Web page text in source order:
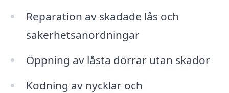
Reparation av skadade lås och
säkerhetsanordningar
Öppning av låsta dörrar utan skador
Kodning av nycklar och